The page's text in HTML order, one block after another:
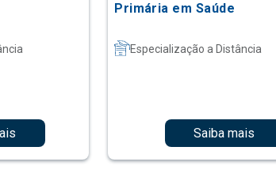
Primária em Saúde
Especialização a Distância
Saiba mais